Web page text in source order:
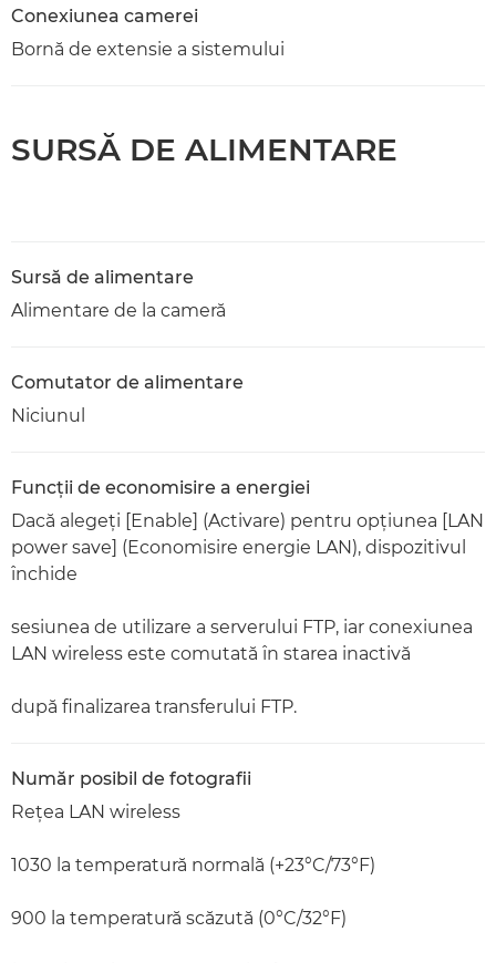
Conexiunea camerei
Bornă de extensie a sistemului
SURSĂ DE ALIMENTARE
Sursă de alimentare
Alimentare de la cameră
Comutator de alimentare
Niciunul
Funcţii de economisire a energiei
Dacă alegeţi [Enable] (Activare) pentru opţiunea [LAN
power save] (Economisire energie LAN), dispozitivul
închide
sesiunea de utilizare a serverului FTP, iar conexiunea
LAN wireless este comutată în starea inactivă
după finalizarea transferului FTP.
Număr posibil de fotografii
Reţea LAN wireless
1030 la temperatură normală (+23°C/73°F)
900 la temperatură scăzută (0°C/32°F)